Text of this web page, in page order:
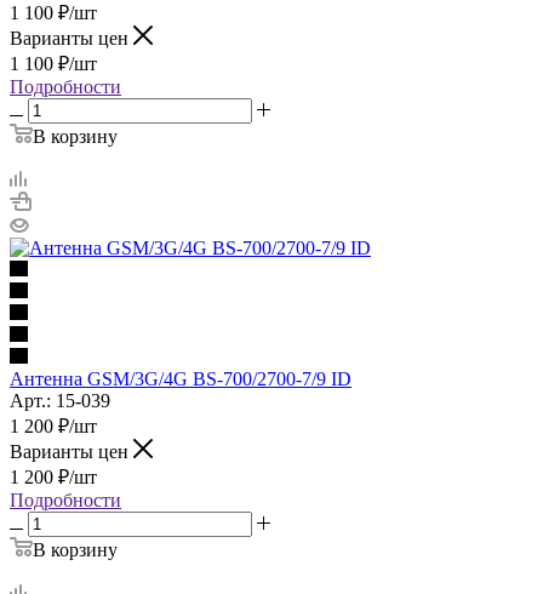
1 100 ₽/шт
Варианты цен
1 100 ₽/шт
Подробности
В корзину
Антенна GSM/3G/4G BS-700/2700-7/9 ID
Арт.: 15-039
1 200 ₽/шт
Варианты цен
1 200 ₽/шт
Подробности
В корзину